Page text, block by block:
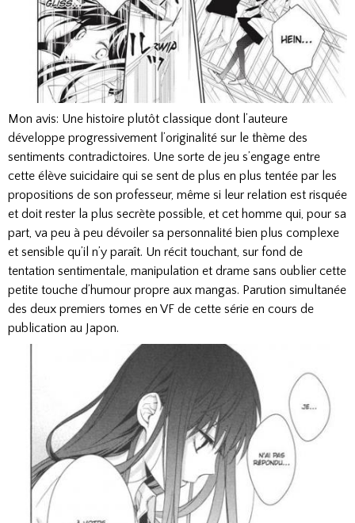
Mon avis: Une histoire plutôt classique dont l’auteure
développe progressivement l’originalité sur le thème des
sentiments contradictoires. Une sorte de jeu s’engage entre
cette élève suicidaire qui se sent de plus en plus tentée par les
propositions de son professeur, même si leur relation est risquée
et doit rester la plus secrète possible, et cet homme qui, pour sa
part, va peu à peu dévoiler sa personnalité bien plus complexe
et sensible qu’il n’y paraît. Un récit touchant, sur fond de
tentation sentimentale, manipulation et drame sans oublier cette
petite touche d’humour propre aux mangas. Parution simultanée
des deux premiers tomes en VF de cette série en cours de
publication au Japon.